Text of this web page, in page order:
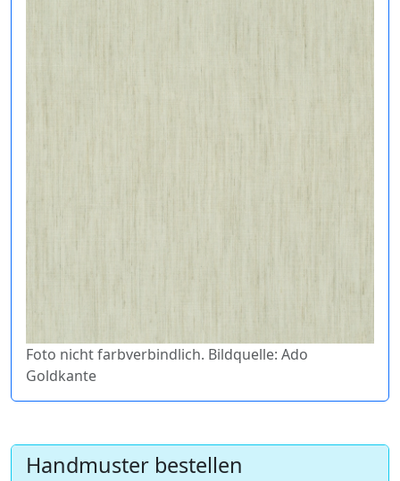
Foto nicht farbverbindlich. Bildquelle: Ado
Goldkante
Handmuster bestellen